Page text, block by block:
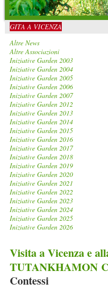
GITA A VICENZA
Altre News
Altre Associazioni
Iniziative Garden 2003
Iniziative Garden 2004
Iniziative Garden 2005
Iniziative Garden 2006
Iniziative Garden 2007
Iniziative Garden 2012
Iniziative Garden 2013
Iniziative Garden 2014
Iniziative Garden 2015
Iniziative Garden 2016
Iniziative Garden 2017
Iniziative Garden 2018
Iniziative Garden 2019
Iniziative Garden 2020
Iniziative Garden 2021
Iniziative Garden 2022
Iniziative Garden 2023
Iniziative Garden 2024
Iniziative Garden 2025
Iniziative Garden 2026
Visita a Vicenza e
TUTANKHAMON
Contessi